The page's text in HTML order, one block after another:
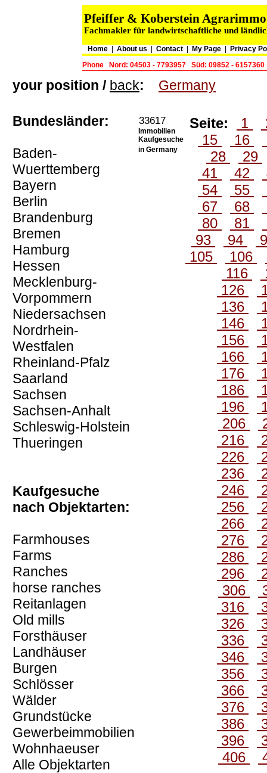
Pfeiffer & Koberstein
Fachmakler für landwirtschaftliche und
Home About us Contact My Page
Privacy
Phone
Nord: 04503 - 7793957 Süd: 09852 - 6157360
your position / back: Germany
Bundesländer:
Baden-
Wuerttemberg
Bayern
Berlin
Brandenburg
Bremen
Hamburg
Hessen
Mecklenburg-
Vorpommern
Niedersachsen
Nordrhein-
Westfalen
Rheinland-Pfalz
Saarland
Sachsen
Sachsen-Anhalt
Schleswig-Holstein
Thueringen
Kaufgesuche
nach Objektarten:
Farmhouses
Farms
Ranches
horse ranches
Reitanlagen
Old mills
Forsthäuser
Landhäuser
Burgen
Schlösser
Wälder
Grundstücke
Gewerbeimmobilien
Wohnhaeuser
Alle Objektarten
33617
Immobilien
Kaufgesuche
in Germany
Seite: 1
15
16
28
29
41
42
54
55
67
68
80
81
93
94
105
106
116
126
136
146
156
166
176
186
196
206
216
226
236
246
256
266
276
286
296
306
316
326
336
346
356
366
376
386
396
406